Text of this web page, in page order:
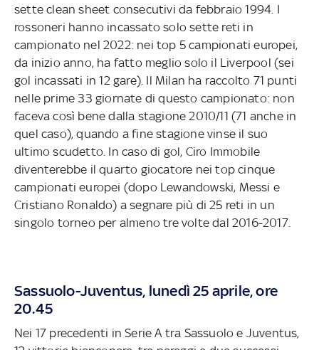
sette clean sheet consecutivi da febbraio 1994. I
rossoneri hanno incassato solo sette reti in
campionato nel 2022: nei top 5 campionati europei,
da inizio anno, ha fatto meglio solo il Liverpool (sei
gol incassati in 12 gare). Il Milan ha raccolto 71 punti
nelle prime 33 giornate di questo campionato: non
faceva così bene dalla stagione 2010/11 (71 anche in
quel caso), quando a fine stagione vinse il suo
ultimo scudetto. In caso di gol, Ciro Immobile
diventerebbe il quarto giocatore nei top cinque
campionati europei (dopo Lewandowski, Messi e
Cristiano Ronaldo) a segnare più di 25 reti in un
singolo torneo per almeno tre volte dal 2016-2017.
Sassuolo-Juventus, lunedì 25 aprile, ore
20.45
Nei 17 precedenti in Serie A tra Sassuolo e Juventus,